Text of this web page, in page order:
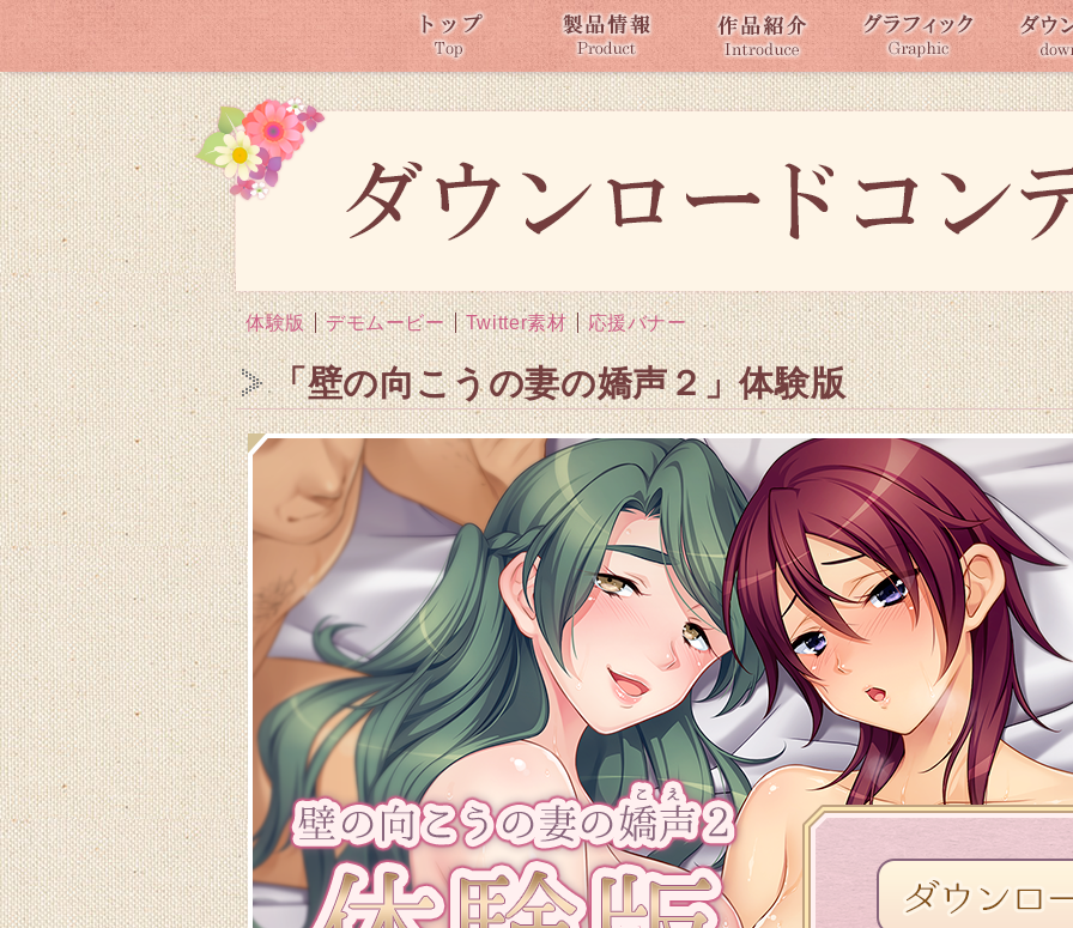
体験版 デモムービー Twitter素材 応援バナー
「壁の向こうの妻の嬌声２」体験版